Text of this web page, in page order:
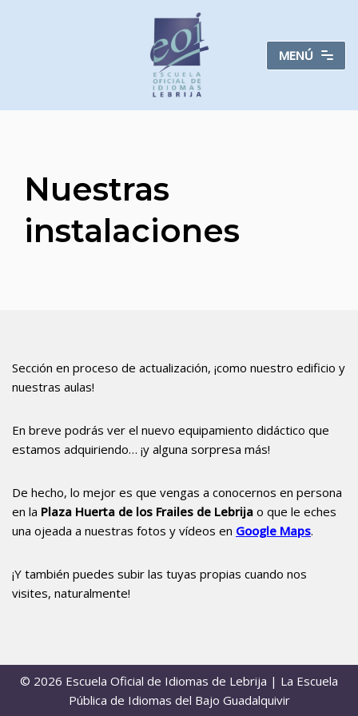
MENÚ
Nuestras
instalaciones
Sección en proceso de actualización, ¡como nuestro edificio y
nuestras aulas!
En breve podrás ver el nuevo equipamiento didáctico que
estamos adquiriendo… ¡y alguna sorpresa más!
De hecho, lo mejor es que vengas a conocernos en persona
en la Plaza Huerta de los Frailes de Lebrija o que le eches
una ojeada a nuestras fotos y vídeos en Google Maps.
¡Y también puedes subir las tuyas propias cuando nos
visites, naturalmente!
© 2026 Escuela Oficial de Idiomas de Lebrija | La Escuela
Pública de Idiomas del Bajo Guadalquivir